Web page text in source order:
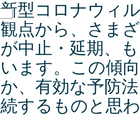
新型コロナウィ
観点から、さま
が中止・延期、
います。この傾
か、有効な予防
続するものと思